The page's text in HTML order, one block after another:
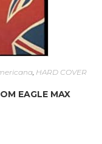
, HARD COVER
EAGLE MAX